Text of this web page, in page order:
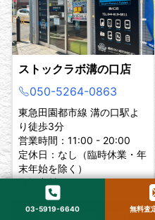
ストックラボ溝の口店
050-5264-0863
東急田園都市線 溝の口駅よ
り徒歩3分
営業時間：11:00 - 20:00
定休日：なし（臨時休業・年
末年始を除く）
取扱商材: すべて
店舗詳細・地図
03-5919-6640 無料査